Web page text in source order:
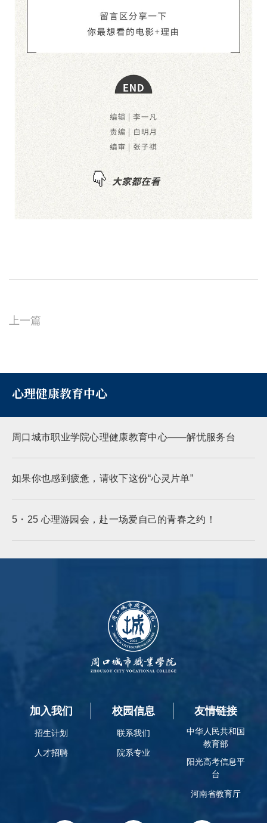
上一篇
心理健康教育中心
周口城市职业学院心理健康教育中心——解忧服务台
如果你也感到疲惫，请收下这份“心灵片单”
5・25 心理游园会，赴一场爱自己的青春之约！
加入我们
招生计划
人才招聘
校园信息
联系我们
院系专业
友情链接
中华人民共和国
教育部
阳光高考信息平
台
河南省教育厅